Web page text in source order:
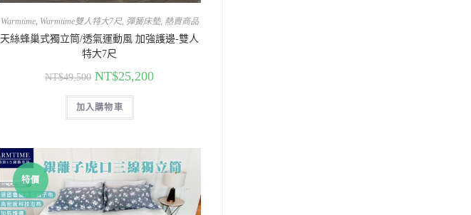
Warmtime, Warmtime雙人特大7尺, 彈簧床墊, 熱賣商品
天絲蜂巢式獨立筒/透氣運動風 加強護邊-雙人
特大7尺
NT$49,500 NT$25,200
加入購物車
特價